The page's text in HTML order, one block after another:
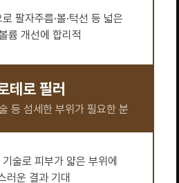
팔자주름·볼·턱선 등 넓은
륨 개선에 합리적
테로 필러
등 섬세한 부위가 필요한 분
술로 피부가 얇은 부위에
러운 결과 기대